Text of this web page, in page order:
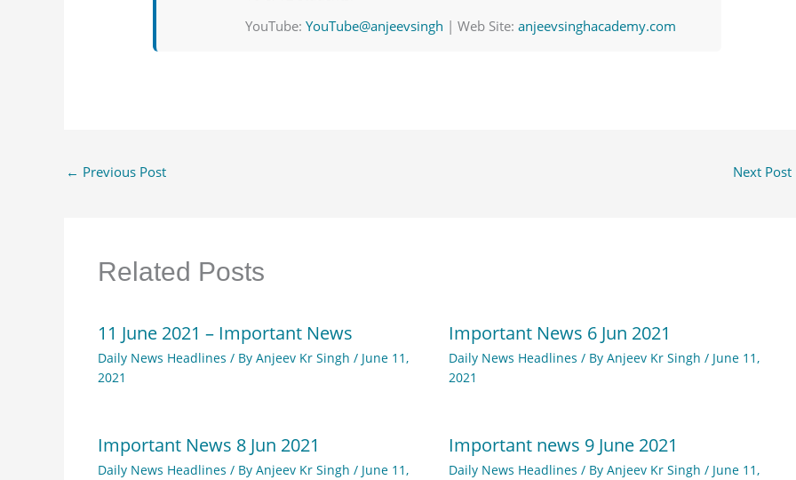
YouTube:YouTube@anjeevsingh | Web Site:anjeevsinghacademy.com
← Previous Post Next Post
Related Posts
11 June 2021 – Important News
Daily News Headlines / By Anjeev Kr Singh / June 11,
2021
Important News 6 Jun 2021
Daily News Headlines / By Anjeev Kr Singh / June 11,
2021
Important News 8 Jun 2021
Daily News Headlines / By Anjeev Kr Singh / June 11,
Important news 9 June 2021
Daily News Headlines / By Anjeev Kr Singh / June 11,